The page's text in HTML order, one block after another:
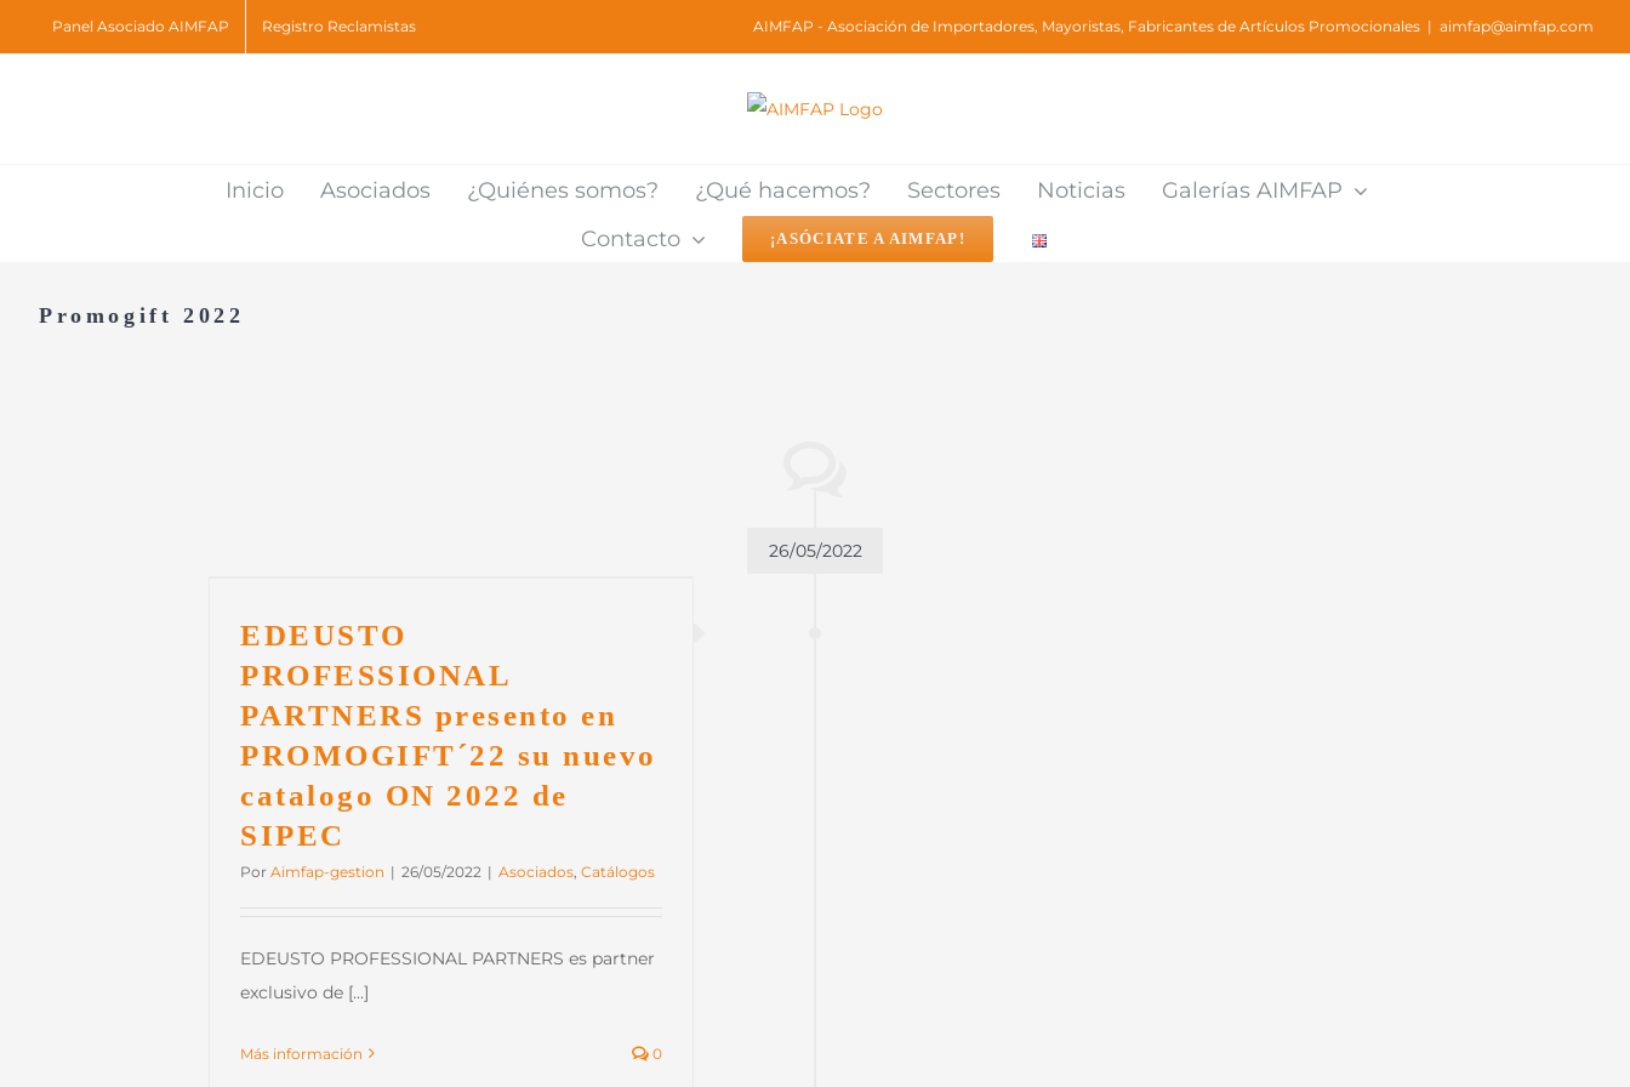
to
Panel Asociado AIMFAP Registro Reclamistas AIMFAP - Asociación de Importadores, Mayoristas, Fabricantes de Artículos Promocionales | aimfap@aimfap.com
Inicio Asociados ¿Quiénes somos? ¿Qué hacemos? Sectores Noticias
Galerías AIMFAP
Contacto
¡ASÓCIATE A AIMFAP!
Promogift 2022
26/05/2022
EDEUSTO
PROFESSIONAL
PARTNERS presento en
PROMOGIFT´22 su nuevo
catalogo ON 2022 de
SIPEC
Por Aimfap-gestion | 26/05/2022 | Asociados Catálogos
EDEUSTO PROFESSIONAL PARTNERS es partner
exclusivo de [...]
Más información 0